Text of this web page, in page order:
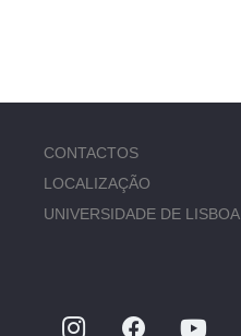
CONTACTOS
LOCALIZAÇÃO
UNIVERSIDADE DE LISBOA